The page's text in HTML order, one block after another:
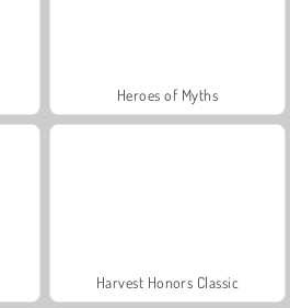
Heroes of Myths
Harvest Honors Classic